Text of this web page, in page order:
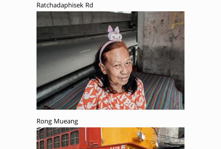
Ratchadaphisek Rd
Rong Mueang